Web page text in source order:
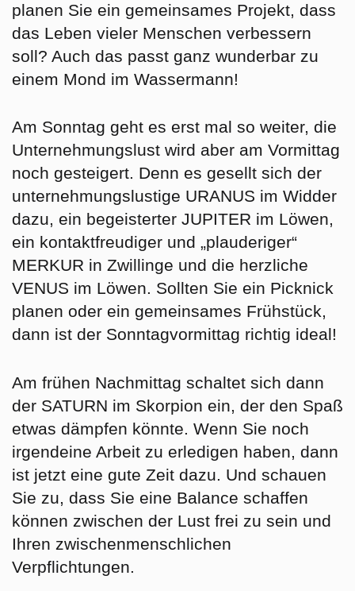
planen Sie ein gemeinsames Projekt, dass
das Leben vieler Menschen verbessern
soll? Auch das passt ganz wunderbar zu
einem Mond im Wassermann!
Am Sonntag geht es erst mal so weiter, die
Unternehmungslust wird aber am Vormittag
noch gesteigert. Denn es gesellt sich der
unternehmungslustige URANUS im Widder
dazu, ein begeisterter JUPITER im Löwen,
ein kontaktfreudiger und „plauderiger“
MERKUR in Zwillinge und die herzliche
VENUS im Löwen. Sollten Sie ein Picknick
planen oder ein gemeinsames Frühstück,
dann ist der Sonntagvormittag richtig ideal!
Am frühen Nachmittag schaltet sich dann
der SATURN im Skorpion ein, der den Spaß
etwas dämpfen könnte. Wenn Sie noch
irgendeine Arbeit zu erledigen haben, dann
ist jetzt eine gute Zeit dazu. Und schauen
Sie zu, dass Sie eine Balance schaffen
können zwischen der Lust frei zu sein und
Ihren zwischenmenschlichen
Verpflichtungen.